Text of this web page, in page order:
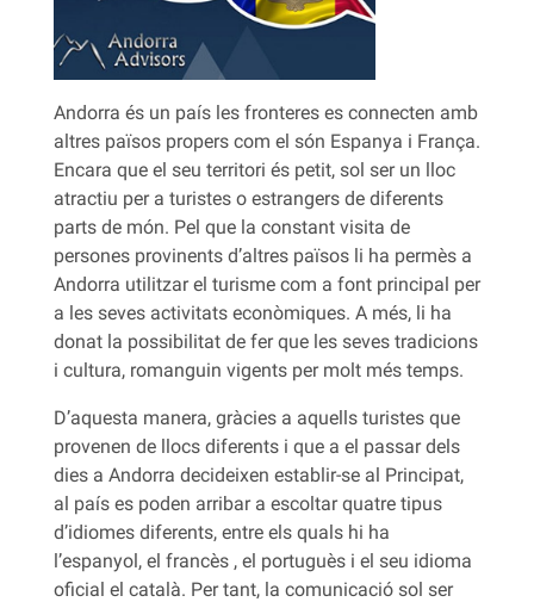
Andorra és un país les fronteres es connecten amb
altres països propers com el són Espanya i França.
Encara que el seu territori és petit, sol ser un lloc
atractiu per a turistes o estrangers de diferents
parts de món. Pel que la constant visita de
persones provinents d’altres països li ha permès a
Andorra utilitzar el turisme com a font principal per
a les seves activitats econòmiques. A més, li ha
donat la possibilitat de fer que les seves tradicions
i cultura, romanguin vigents per molt més temps.
D’aquesta manera, gràcies a aquells turistes que
provenen de llocs diferents i que a el passar dels
dies a Andorra decideixen establir-se al Principat,
al país es poden arribar a escoltar quatre tipus
d’idiomes diferents, entre els quals hi ha
l’espanyol, el francès , el portuguès i el seu idioma
oficial el català. Per tant, la comunicació sol ser